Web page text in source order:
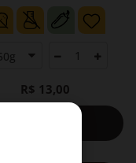
R$ 13,00